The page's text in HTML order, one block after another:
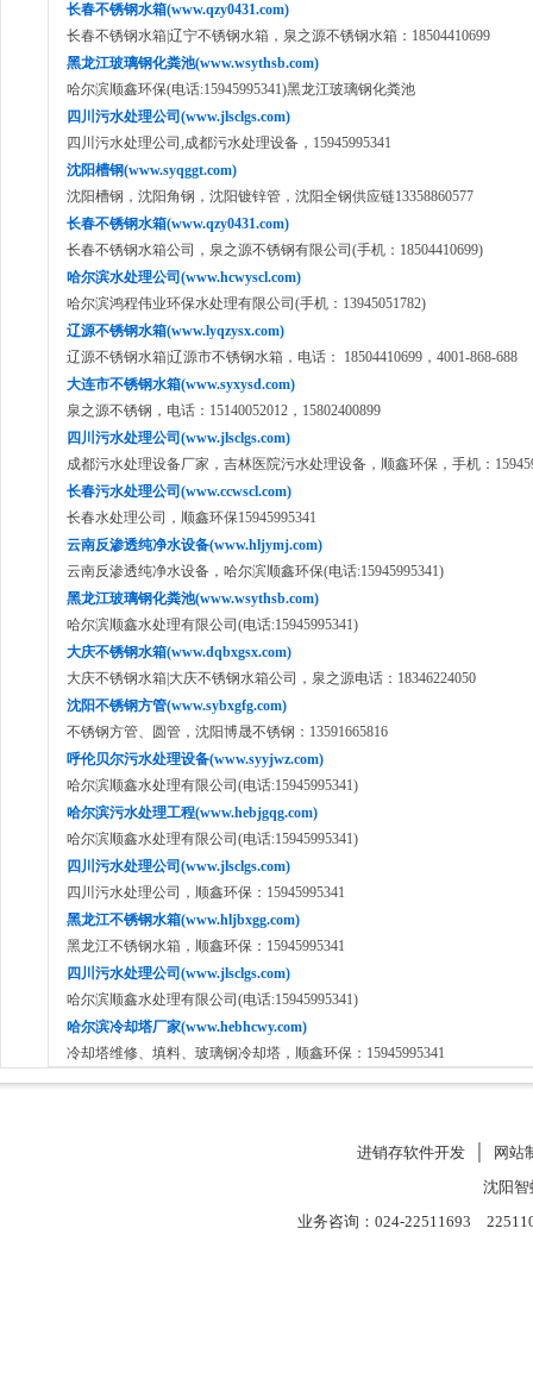
长春不锈钢水箱(www.qzy0431.com)
长春不锈钢水箱|辽宁不锈钢水箱，泉之源不锈钢水箱：18504410699
黑龙江玻璃钢化粪池(www.wsythsb.com)
哈尔滨顺鑫环保(电话:15945995341)黑龙江玻璃钢化粪池
四川污水处理公司(www.jlsclgs.com)
四川污水处理公司,成都污水处理设备，15945995341
沈阳槽钢(www.syqggt.com)
沈阳槽钢，沈阳角钢，沈阳镀锌管，沈阳全钢供应链13358860577
长春不锈钢水箱(www.qzy0431.com)
长春不锈钢水箱公司，泉之源不锈钢有限公司(手机：18504410699)
哈尔滨水处理公司(www.hcwyscl.com)
哈尔滨鸿程伟业环保水处理有限公司(手机：13945051782)
辽源不锈钢水箱(www.lyqzysx.com)
辽源不锈钢水箱|辽源市不锈钢水箱，电话： 18504410699，4001-868-688
大连市不锈钢水箱(www.syxysd.com)
泉之源不锈钢，电话：15140052012，15802400899
四川污水处理公司(www.jlsclgs.com)
成都污水处理设备厂家，吉林医院污水处理设备，顺鑫环保，手机：
长春污水处理公司(www.ccwscl.com)
长春水处理公司，顺鑫环保15945995341
云南反渗透纯净水设备(www.hljymj.com)
云南反渗透纯净水设备，哈尔滨顺鑫环保(电话:15945995341)
黑龙江玻璃钢化粪池(www.wsythsb.com)
哈尔滨顺鑫水处理有限公司(电话:15945995341)
大庆不锈钢水箱(www.dqbxgsx.com)
大庆不锈钢水箱|大庆不锈钢水箱公司，泉之源电话：18346224050
沈阳不锈钢方管(www.sybxgfg.com)
不锈钢方管、圆管，沈阳博晟不锈钢：13591665816
呼伦贝尔污水处理设备(www.syyjwz.com)
哈尔滨顺鑫水处理有限公司(电话:15945995341)
哈尔滨污水处理工程(www.hebjgqg.com)
哈尔滨顺鑫水处理有限公司(电话:15945995341)
四川污水处理公司(www.jlsclgs.com)
四川污水处理公司，顺鑫环保：15945995341
黑龙江不锈钢水箱(www.hljbxgg.com)
黑龙江不锈钢水箱，顺鑫环保：15945995341
四川污水处理公司(www.jlsclgs.com)
哈尔滨顺鑫水处理有限公司(电话:15945995341)
哈尔滨冷却塔厂家(www.hebhcwy.com)
冷却塔维修、填料、玻璃钢冷却塔，顺鑫环保：15945995341
进销存软件开发│
网站
沈阳
业务咨询：024-22511693